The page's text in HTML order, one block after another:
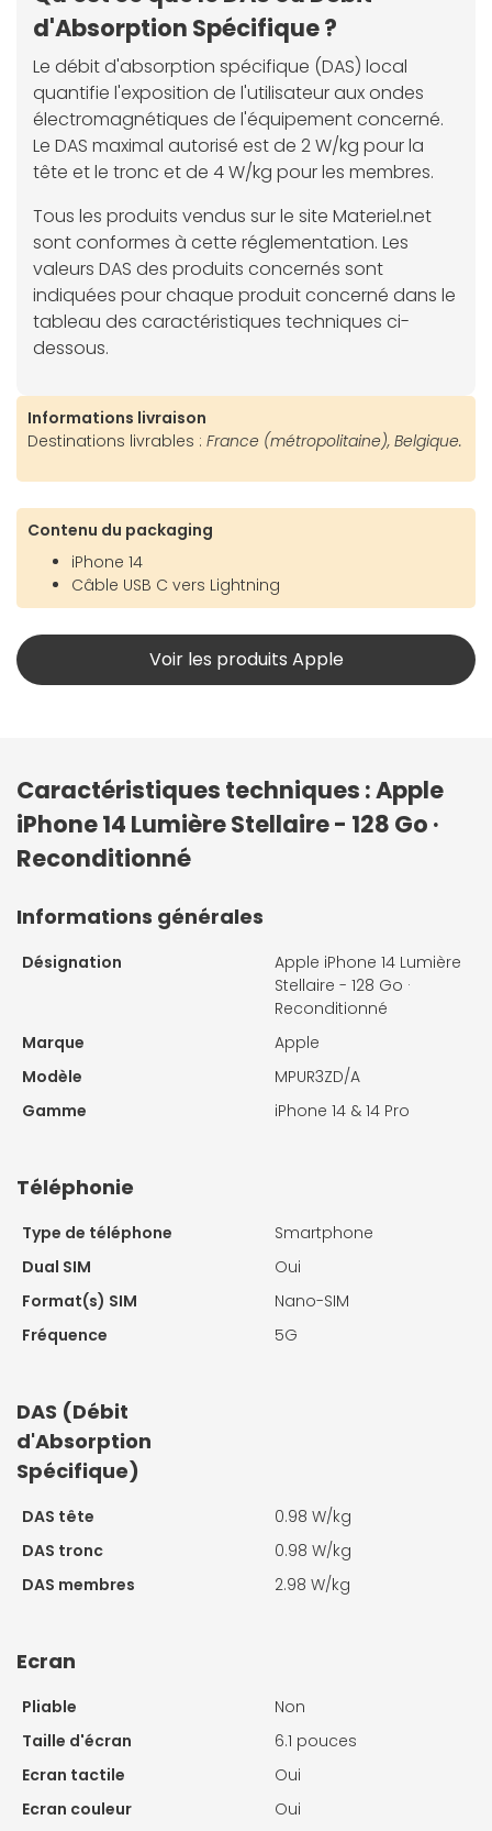
d'Absorption Spécifique ?
Le débit d'absorption spécifique (DAS) local
quantifie l'exposition de l'utilisateur aux ondes
électromagnétiques de l'équipement concerné.
Le DAS maximal autorisé est de 2 W/kg pour la
tête et le tronc et de 4 W/kg pour les membres.
Tous les produits vendus sur le site Materiel.net
sont conformes à cette réglementation. Les
valeurs DAS des produits concernés sont
indiquées pour chaque produit concerné dans le
tableau des caractéristiques techniques ci-
dessous.
Informations livraison
Destinations livrables : France (métropolitaine), Belgique.
Contenu du packaging
iPhone 14
Câble USB C vers Lightning
Voir les produits Apple
Caractéristiques techniques : Apple
iPhone 14 Lumière Stellaire - 128 Go ·
Reconditionné
Informations générales
Désignation
Apple iPhone 14 Lumière
Stellaire - 128 Go ·
Reconditionné
Marque
Apple
Modèle
MPUR3ZD/A
Gamme
iPhone 14 & 14 Pro
Téléphonie
Type de téléphone
Smartphone
Dual SIM
Oui
Format(s) SIM
Nano-SIM
Fréquence
5G
DAS (Débit
d'Absorption
Spécifique)
DAS tête
0.98 W/kg
DAS tronc
0.98 W/kg
DAS membres
2.98 W/kg
Ecran
Pliable
Non
Taille d'écran
6.1 pouces
Ecran tactile
Oui
Ecran couleur
Oui